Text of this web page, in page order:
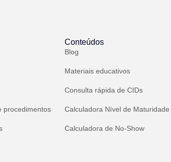
procedimentos
Conteúdos
Blog
Materiais educativos
Consulta rápida de CIDs
Calculadora Nível de Maturidade
Calculadora de No-Show